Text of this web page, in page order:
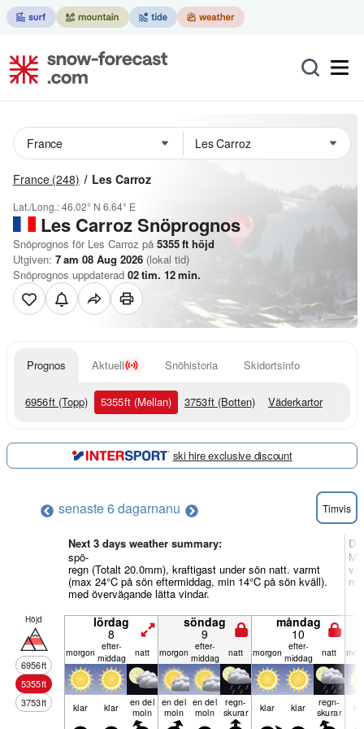
France (248) Les Carroz
Lat./Long.:46.02° N 6.64° E
Les CarrozSnöprognos
Snöprognos för Les Carroz på 5355ft höjd
Utgiven: 7 am 08 Aug 2026 (lokal tid)
Snöprognos uppdaterad 02tim. 12min.
Prognos Aktuell Snöhistoria Skidortsinfo
6956ft (Topp) 5355ft (Mellan) 3753ft (Botten) Väderkartor
ski hire exclusive discount
senaste 6 dagarnanu Timvis
Next 3 days weather summary:
spö-
regn (Totalt 20.0mm), kraftigast under sön natt. varmt
(max 24°C på sön eftermiddag, min 14°C på sön kväll).
med övervägande lätta vindar.
Höjd
6956ft
5355ft
3753ft
lördag
8
söndag
9
måndag
10
mor­gon efter­
middag
natt mor­gon efter­
middag
natt mor­gon efter­
middag
natt
klar klar en del
moln
en del
moln
en del
moln
regn­
skurar klar klar regn­
skurar